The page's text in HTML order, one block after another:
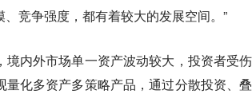
竞争强度，都有着较大的发展空间。”
境内外市场单一资产波动较大，投资者受
化多资产多策略产品，通过分散投资、